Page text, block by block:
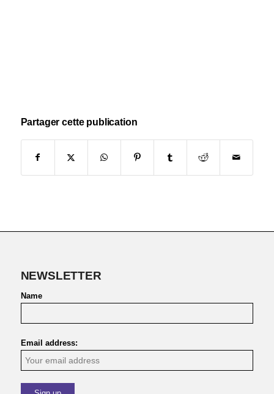
Partager cette publication
NEWSLETTER
Name
Email address: